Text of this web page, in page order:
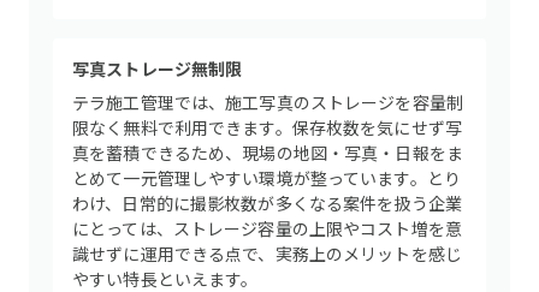
写真ストレージ無制限
テラ施工管理では、施工写真のストレージを容量制
限なく無料で利用できます。保存枚数を気にせず写
真を蓄積できるため、現場の地図・写真・日報をま
とめて一元管理しやすい環境が整っています。とり
わけ、日常的に撮影枚数が多くなる案件を扱う企業
にとっては、ストレージ容量の上限やコスト増を意
識せずに運用できる点で、実務上のメリットを感じ
やすい特長といえます。